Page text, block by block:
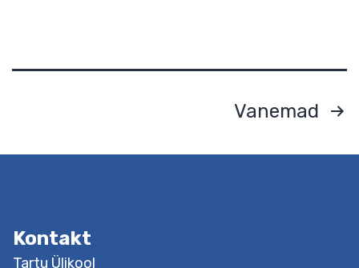
motivatsiooniteooriatest, tutvustatakse õpetaja
leheküljendus
Vanemad
Kontakt